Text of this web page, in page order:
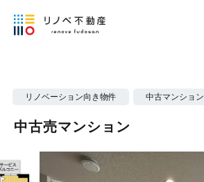
リノベーション向き物件 中古マンション
中古売マンション